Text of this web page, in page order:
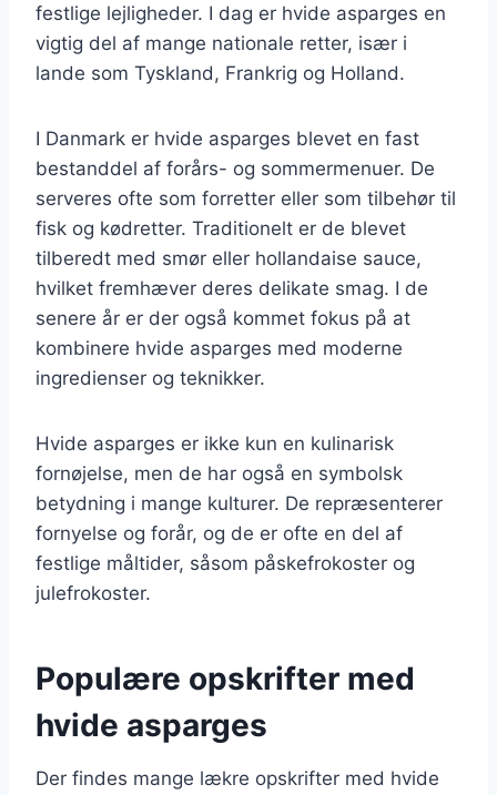
festlige lejligheder. I dag er hvide asparges en
vigtig del af mange nationale retter, især i
lande som Tyskland, Frankrig og Holland.
I Danmark er hvide asparges blevet en fast
bestanddel af forårs- og sommermenuer. De
serveres ofte som forretter eller som tilbehør til
fisk og kødretter. Traditionelt er de blevet
tilberedt med smør eller hollandaise sauce,
hvilket fremhæver deres delikate smag. I de
senere år er der også kommet fokus på at
kombinere hvide asparges med moderne
ingredienser og teknikker.
Hvide asparges er ikke kun en kulinarisk
fornøjelse, men de har også en symbolsk
betydning i mange kulturer. De repræsenterer
fornyelse og forår, og de er ofte en del af
festlige måltider, såsom påskefrokoster og
julefrokoster.
Populære opskrifter med
hvide asparges
Der findes mange lækre opskrifter med hvide